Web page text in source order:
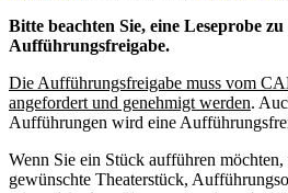
Bitte beachten Sie, eine Leseprobe
Aufführungsfreigabe.
Die Aufführungsfreigabe muss vom
angefordert und genehmigt werden.
Aufführungen wird eine
Wenn Sie ein Stück aufführen möchten,
gewünschte Theaterstück,